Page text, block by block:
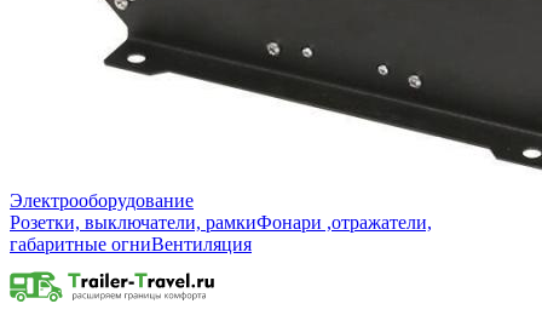
Электрооборудование
Розетки, выключатели, рамкиФонари ,отражатели,
габаритные огниВентиляция